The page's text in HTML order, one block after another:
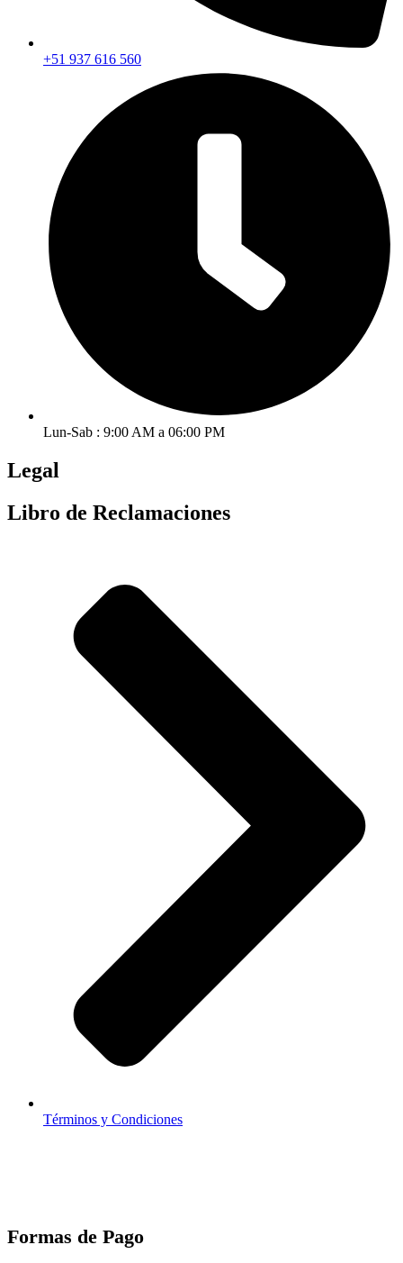
+51 937 616 560
Lun-Sab : 9:00 AM a 06:00 PM
Legal
Libro de Reclamaciones
Términos y Condiciones
Formas de Pago